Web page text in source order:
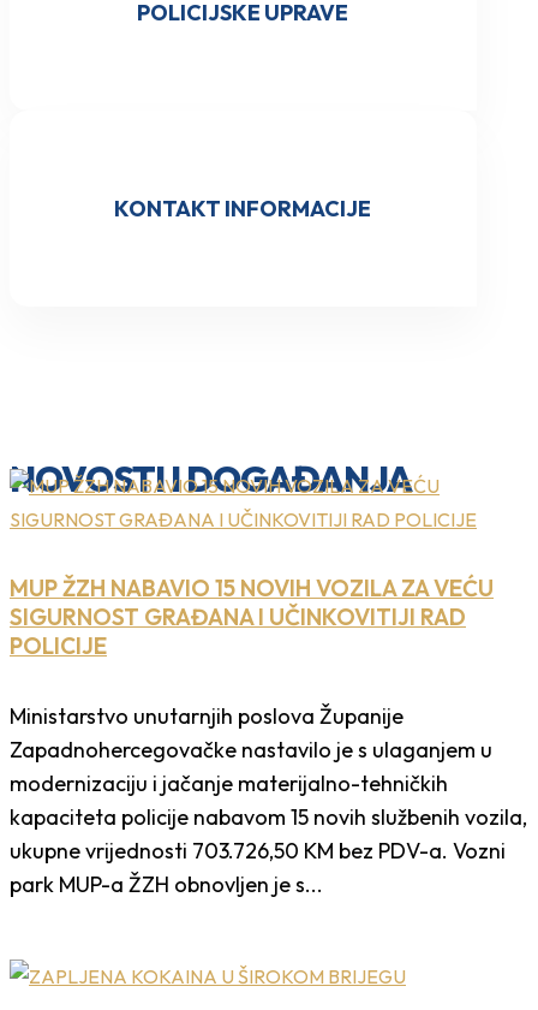
POLICIJSKE UPRAVE
KONTAKT INFORMACIJE
NOVOSTI I DOGAĐANJA
MUP ŽZH NABAVIO 15 NOVIH VOZILA ZA VEĆU
SIGURNOST GRAĐANA I UČINKOVITIJI RAD
POLICIJE
Ministarstvo unutarnjih poslova Županije
Zapadnohercegovačke nastavilo je s ulaganjem u
modernizaciju i jačanje materijalno-tehničkih
kapaciteta policije nabavom 15 novih službenih vozila,
ukupne vrijednosti 703.726,50 KM bez PDV-a. Vozni
park MUP-a ŽZH obnovljen je s...